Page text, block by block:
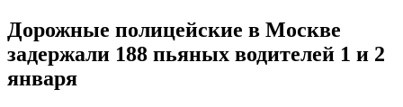
Дорожные полицейские в Москве
задержали 188 пьяных водителей 1 и 2
января